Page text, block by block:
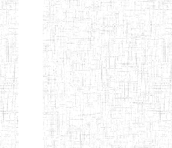
Chercher:
Effacer les filtres
Denomination
Type